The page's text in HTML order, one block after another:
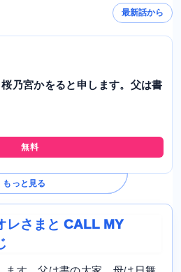
最新話から
桜乃宮かをると申します。父は書
無料
もっと見る
レさまと CALL MY